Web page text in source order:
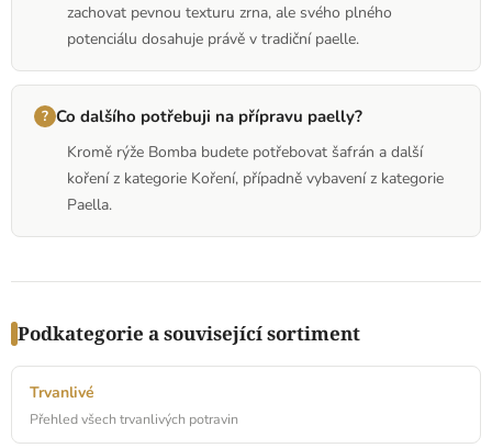
zachovat pevnou texturu zrna, ale svého plného
potenciálu dosahuje právě v tradiční paelle.
Co dalšího potřebuji na přípravu paelly?
Kromě rýže Bomba budete potřebovat šafrán a další
koření z kategorie Koření, případně vybavení z kategorie
Paella.
Podkategorie a související sortiment
Trvanlivé
Přehled všech trvanlivých potravin